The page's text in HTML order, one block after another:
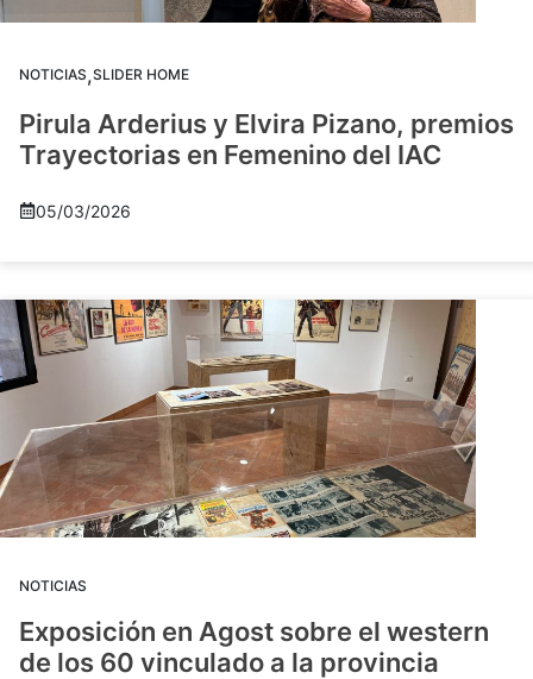
NOTICIAS,SLIDER HOME
Pirula Arderius y Elvira Pizano, premios
Trayectorias en Femenino del IAC
05/03/2026
NOTICIAS
Exposición en Agost sobre el western
de los 60 vinculado a la provincia